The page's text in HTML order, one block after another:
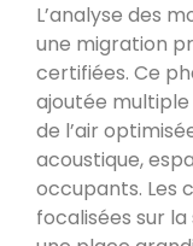
L’analyse des
une migration
certifiées. Ce
ajoutée
de l’air
acoustique,
occupants. Les
focalisées sur